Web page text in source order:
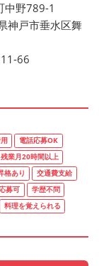
野789-1
神戸市垂水区舞
66
電話応募OK
残業月20時間以上
格あり
交通費支給
募可
学歴不問
料理を覚えられる